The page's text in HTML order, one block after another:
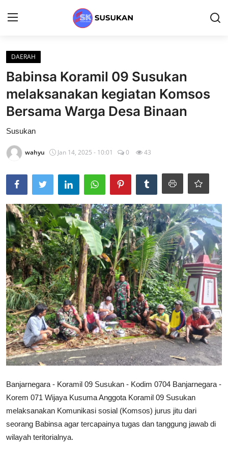
Login
Home
DAERAH
Gallery
Contact
DAERAH
Babinsa Koramil 09 Susukan
melaksanakan kegiatan Komsos
Bersama Warga Desa Binaan
Susukan
wahyu Jan 14, 2025 - 10:01 0 43
Banjarnegara - Koramil 09 Susukan - Kodim 0704 Banjarnegara -
Korem 071 Wijaya Kusuma Anggota Koramil 09 Susukan
melaksanakan Komunikasi sosial (Komsos) jurus jitu dari
seorang Babinsa agar tercapainya tugas dan tanggung jawab di
wilayah teritorialnya.